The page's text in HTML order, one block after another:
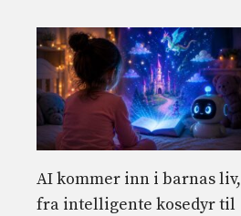
AI kommer inn i barnas liv,
fra intelligente kosedyr til